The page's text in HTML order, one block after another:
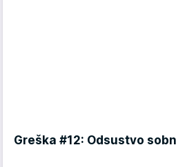
Greška #12: Odsustvo